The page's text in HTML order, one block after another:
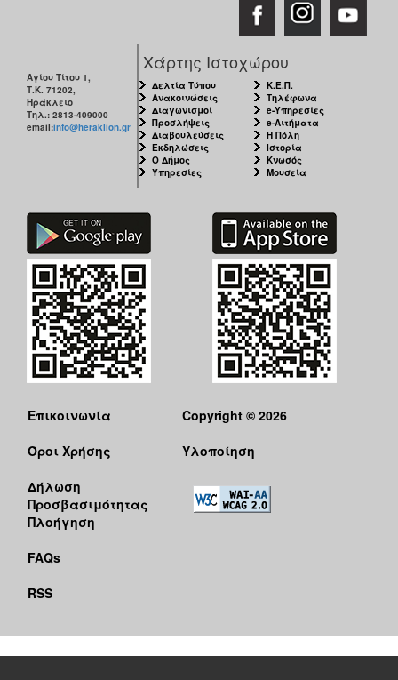
Αγίου Τίτου 1,
Τ.Κ. 71202,
Ηράκλειο
Τηλ.: 2813-409000
email:info@heraklion.gr
Χάρτης Ιστοχώρου
Δελτία Τύπου
Ανακοινώσεις
Διαγωνισμοί
Προσλήψεις
Διαβουλεύσεις
Εκδηλώσεις
Ο Δήμος
Υπηρεσίες
Κ.Ε.Π.
Τηλέφωνα
e-Υπηρεσίες
e-Αιτήματα
Η Πόλη
Ιστορία
Κνωσός
Μουσεία
Επικοινωνία
Όροι Χρήσης
Δήλωση
Προσβασιμότητας
Πλοήγηση
FAQs
RSS
Copyright © 2026
Υλοποίηση